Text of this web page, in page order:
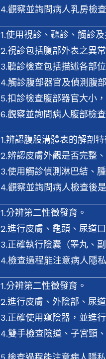
4.觀察並詢問病人乳房檢
1.使用視診、聽診、觸診
2.視診包括腹部外表之異常
3.聽診檢查包括描述各部
4.觸診腹部器官及偵測腹
5.扣診檢查腹部器官大小
6.觀察並詢問病人腹部檢
1.辨認腹股溝體表的解剖
2.辨認皮膚外觀是否完整
3.使用觸診偵測淋巴結、
4.觀察並詢問病人檢查後
1.分辨第二性徵發育。
2.進行皮膚、龜頭、尿道
3.正確執行陰囊（睪丸、
4.檢查過程能注意病人隱
1.分辨第二性徵發育。
2.進行皮膚、外陰部、尿
3.正確使用窺陰器，並進
4.雙手檢查陰道、子宮頸